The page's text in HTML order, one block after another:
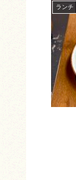
ランチ